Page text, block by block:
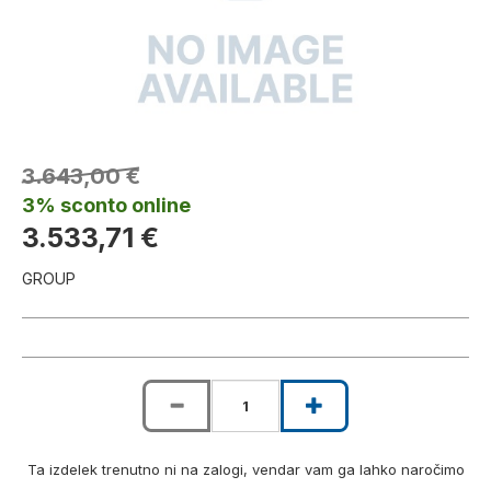
3.643,00 €
3% sconto online
3.533,71 €
GROUP
Ta izdelek trenutno ni na zalogi, vendar vam ga lahko naročimo